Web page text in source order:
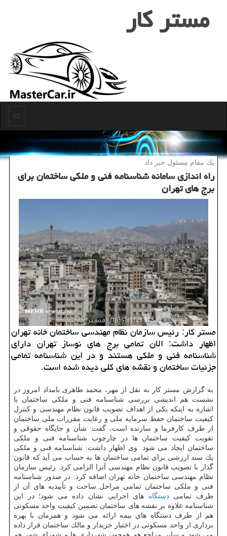
مستر كار
یك مقام مسئول خبر داد
راه اندازی سامانه شناسنامه فنی و ملكی ساختمان برای
برج های تهران
مستر كار: رئیس سازمان نظام مهندسی ساختمان خانه تهران
اظهار داشت: الان تمامی برج های نوساز تهران دارای
شناسنامه فنی و ملكی هستند و در این شناسنامه تمامی
جزئیات ساختمان و نقشه های كلی دیده شده است.
به گزارش مستر كار به نقل از مهر، محمد طاهری بامداد امروز در
نشست هم اندیشی بررسی شناسنامه فنی و ملكی ساختمان با
اشاره به اینكه یكی از اهداف تصویب قانون نظام مهندسی و كنترل
كیفیت ساختمان حفظ سرمایه ملی و رعایت مقررات ملی ساختمان
از طرف كارفرما و سازنده است، گفت: شأن و جایگاه حقوقی و
تقویت كیفیت ساختمان ها در چارچوب شناسنامه فنی و ملكی
ساختمان ایجاد می شود. وی اظهار داشت: شناسنامه فنی و ملكی
یك سند ارزشی برای تمامی ساختمان ها به حساب می آید كه قانون
گذار با تصویب قانون نظام مهندسی آنرا الزامی كرد. رئیس سازمان
نظام مهندسی ساختمان خانه تهران اضافه كرد: در صدور شناسنامه
فنی و ملكی ساختمان تمامی مراحل ساخت و تأییدیه های آن از
طرف تمامیدستگاه های اجرایی نشان داده می شود؛ در این
شناسنامه علاوه بر نقشه های ساختمان تضمین كیفیت واحد مسكونی
هم از طرف دستگاه های بیمه ارائه می شود و همزمان با بهره
برداری از واحد مسكونی در اختیار خریدار و مالك ساختمان قرار داده